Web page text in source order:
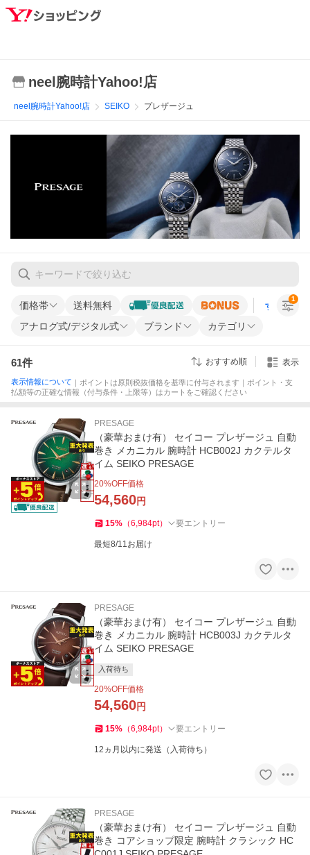
neel腕時計Yahoo!店
neel腕時計Yahoo!店 SEIKO プレザージュ
価格帯 送料無料 すべての条
アナログ式/デジタル式 ブランド カテゴリ
1
61件 おすすめ順 表示
表示情報について ｜ポイントは原則税抜価格を基準に付与されます｜ポイント・支
払額等の正確な情報（付与条件・上限等）はカートをご確認ください
PRESAGE
（豪華おまけ有） セイコー プレザージュ 自動
巻き メカニカル 腕時計 HCB002J カクテルタ
イム SEIKO PRESAGE
20%OFF価格
54,560円
15% （6,984pt） 要エントリー
最短8/11お届け
PRESAGE
（豪華おまけ有） セイコー プレザージュ 自動
巻き メカニカル 腕時計 HCB003J カクテルタ
イム SEIKO PRESAGE
入荷待ち
20%OFF価格
54,560円
15% （6,984pt） 要エントリー
12ヵ月以内に発送（入荷待ち）
PRESAGE
（豪華おまけ有） セイコー プレザージュ 自動
巻き コアショップ限定 腕時計 クラシック HC